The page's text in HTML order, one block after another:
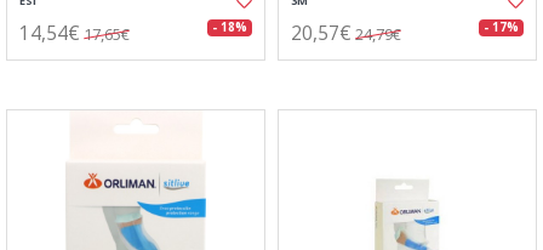
14,54€ 17,65€ - 18% 20,57€ 24,79€ - 17%